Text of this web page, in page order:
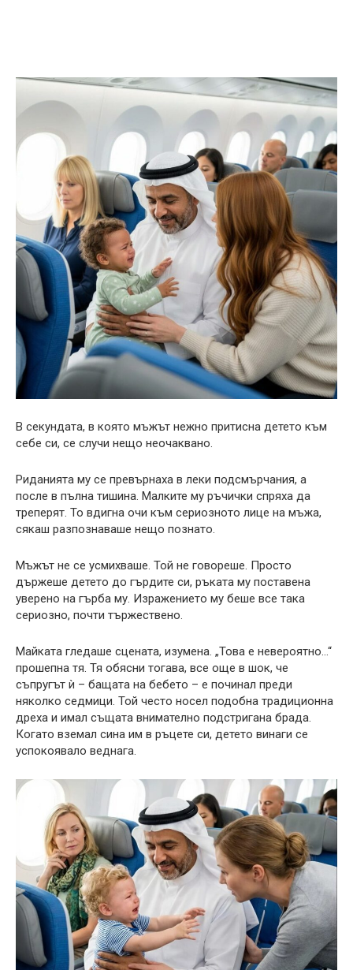
В секундата, в която мъжът нежно притисна детето към
себе си, се случи нещо неочаквано.
Риданията му се превърнаха в леки подсмърчания, а
после в пълна тишина. Малките му ръчички спряха да
треперят. То вдигна очи към сериозното лице на мъжа,
сякаш разпознаваше нещо познато.
Мъжът не се усмихваше. Той не говореше. Просто
държеше детето до гърдите си, ръката му поставена
уверено на гърба му. Изражението му беше все така
сериозно, почти тържествено.
Майката гледаше сцената, изумена. „Това е невероятно…“
прошепна тя. Тя обясни тогава, все още в шок, че
съпругът ѝ – бащата на бебето – е починал преди
няколко седмици. Той често носел подобна традиционна
дреха и имал същата внимателно подстригана брада.
Когато вземал сина им в ръцете си, детето винаги се
успокоявало веднага.